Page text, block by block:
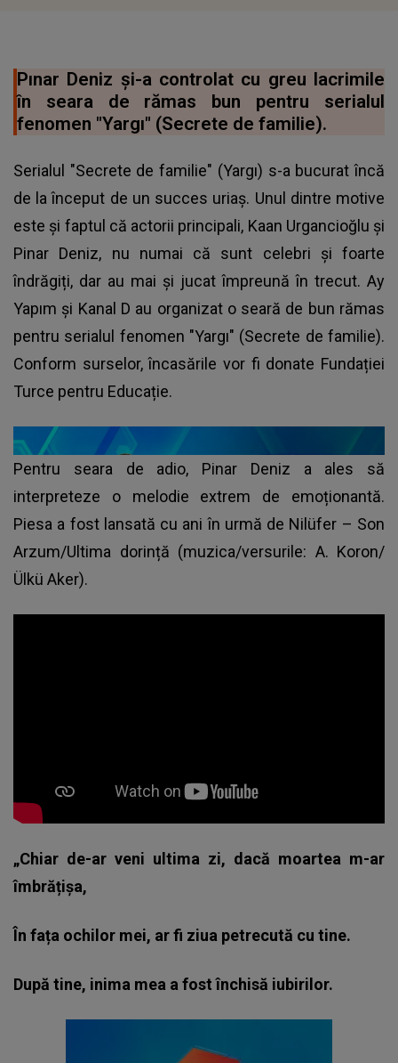
Pınar Deniz și-a controlat cu greu lacrimile
în seara de rămas bun pentru serialul
fenomen "Yargı" (Secrete de familie).
Serialul "Secrete de familie" (Yargı) s-a bucurat încă
de la început de un succes uriaș. Unul dintre motive
este și faptul că actorii principali, Kaan Urgancioğlu și
Pinar Deniz, nu numai că sunt celebri și foarte
îndrăgiți, dar au mai și jucat împreună în trecut. Ay
Yapım și Kanal D au organizat o seară de bun rămas
pentru serialul fenomen "Yargı" (Secrete de familie).
Conform surselor, încasările vor fi donate Fundației
Turce pentru Educație.
Pentru seara de adio, Pinar Deniz a ales să
interpreteze o melodie extrem de emoționantă.
Piesa a fost lansată cu ani în urmă de Nilüfer – Son
Arzum/Ultima dorință (muzica/versurile: A. Koron/
Ülkü Aker).
„Chiar de-ar veni ultima zi, dacă moartea m-ar
îmbrățișa,
În fața ochilor mei, ar fi ziua petrecută cu tine.
După tine, inima mea a fost închisă iubirilor.